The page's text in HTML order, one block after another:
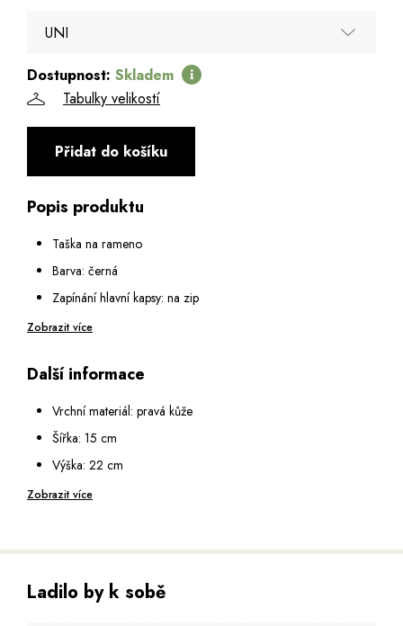
UNI
UNI
Dostupnost: Skladem
Tabulky velikostí
Přidat do košíku
Popis produktu
Taška na rameno
Barva: černá
Zapínání hlavní kapsy: na zip
Vnitřní vybavení: malá kapsa na zip a malá otevřená kapsa na
Na přední straně: 2 menší kapsy na zip
Na zadní straně: menší otevřená kapsa
Popruh na rameno: nastavitelný v rozmezí 75 - 140 cm
Zobrazit více
Další informace
Vrchní materiál: pravá kůže
Šířka: 15 cm
Výška: 22 cm
Hloubka: 7 cm
Zobrazit více
Ladilo by k sobě